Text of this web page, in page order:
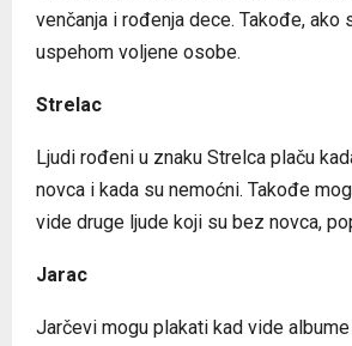
venčanja i rođenja dece. Takođe, ako
uspehom voljene osobe.
Strelac
Ljudi rođeni u znaku Strelca plaču
novca i kada su nemoćni. Takođe
vide druge ljude koji su bez novca,
Jarac
Jarčevi mogu plakati kad vide